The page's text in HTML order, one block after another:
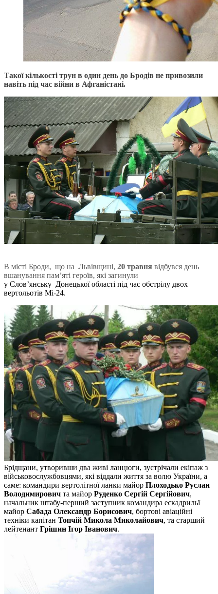
Такої кількості трун в один день до Бродів не привозили
навіть під час війни в Афганістані.
В місті Броди, що на Львівщині, 20 травня відбувся день
вшанування пам’яті героїв, які загинули
у Слов’янську Донецької області під час обстрілу двох
вертольотів Мі-24.
Брідщани, утворивши два живі ланцюги, зустрічали екіпаж з
військовослужбовцями, які віддали життя за волю України, а
саме: командири вертолітної ланки майор Плоходько Руслан
Володимирович та майор Руденко Сергій Сергійович,
начальник штабу-перший заступник командира ескадрильї
майор Сабада Олександр Борисович, бортові авіаційні
техніки капітан Топчій Микола Миколайович, та старший
лейтенант Грішин Ігор Іванович.